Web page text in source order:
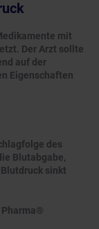
mit
Der Arzt sollte
auf der
Eigenschaften
des
Blutabgabe,
sinkt
Pharma®